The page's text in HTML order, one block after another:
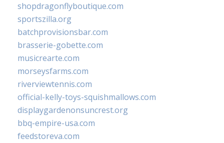
shopdragonflyboutique.com
sportszilla.org
batchprovisionsbar.com
brasserie-gobette.com
musicrearte.com
morseysfarms.com
riverviewtennis.com
official-kelly-toys-squishmallows.com
displaygardenonsuncrest.org
bbq-empire-usa.com
feedstoreva.com